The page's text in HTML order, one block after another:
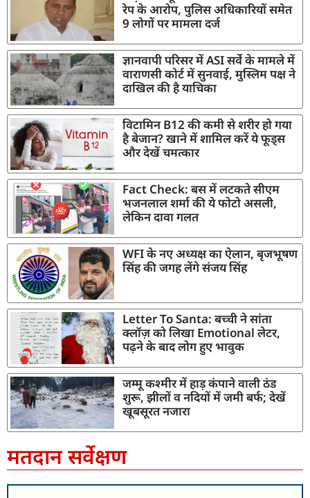
रेप के आरोप, पुलिस अधिकारियों समेत
9 लोगों पर मामला दर्ज
ज्ञानवापी परिसर में ASI सर्वे के मामले में
वाराणसी कोर्ट में सुनवाई, मुस्लिम पक्ष ने
दाखिल की है याचिका
विटामिन B12 की कमी से शरीर हो गया
है बेजान? खाने में शामिल करें ये फूड्स
और देखें चमत्कार
Fact Check: बस में लटकते सीएम
भजनलाल शर्मा की ये फोटो असली,
लेकिन दावा गलत
WFI के नए अध्यक्ष का ऐलान, बृजभूषण
सिंह की जगह लेंगे संजय सिंह
Letter To Santa: बच्ची ने सांता
क्लॉज़ को लिखा Emotional लेटर,
पढ़ने के बाद लोग हुए भावुक
जम्मू कश्मीर में हाड़ कंपाने वाली ठंड
शुरू, झीलों व नदियों में जमी बर्फ; देखें
खूबसूरत नजारा
मतदान सर्वेक्षण